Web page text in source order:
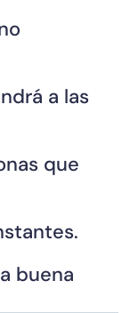
a las
que
buena